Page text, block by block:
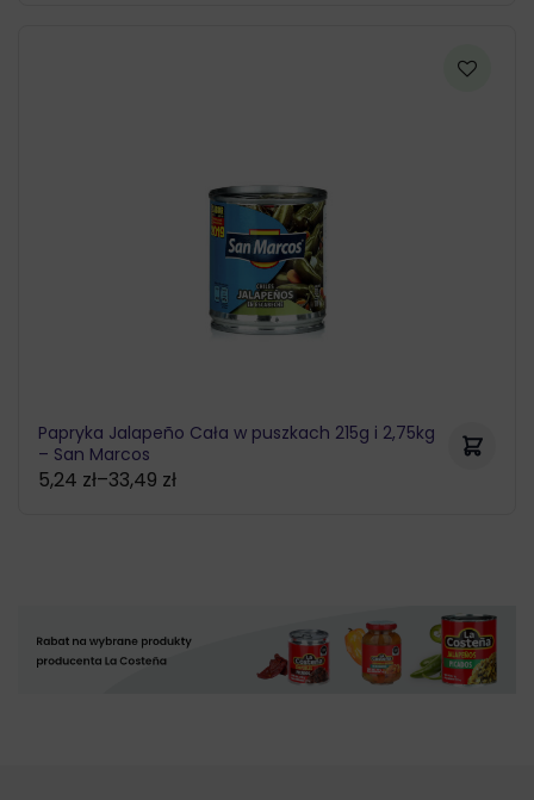
Papryka Jalapeño Cała w puszkach 215g i 2,75kg
– San Marcos
5,24 zł–33,49 zł
Zakres
33,49 zł